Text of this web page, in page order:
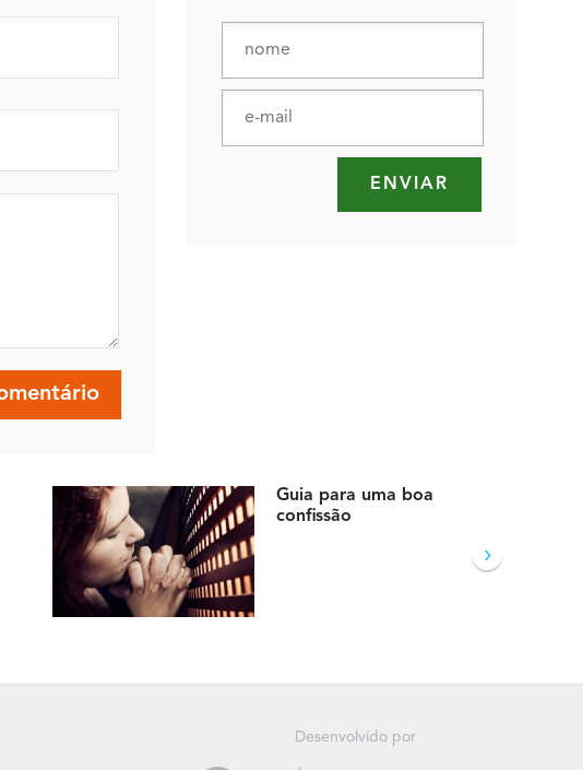
Guia para uma boa
confissão
›
Desenvolvido por